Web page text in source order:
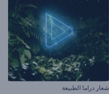
شعار دراما الطبيعة